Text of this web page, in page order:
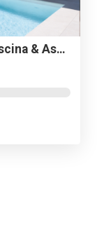
AZULIS Aramis Villa 3 Camere, Piscina & Ascensore